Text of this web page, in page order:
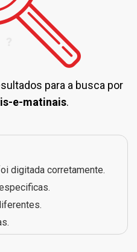
para a busca por
e-matinais.
digitada corretamente.